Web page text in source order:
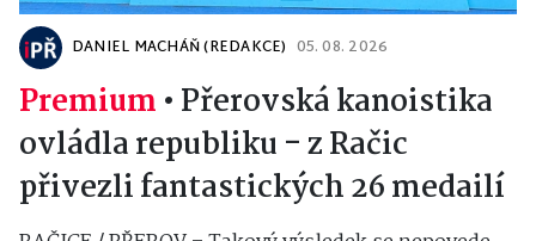
DANIEL MACHÁŇ (REDAKCE) 05. 08. 2026
Premium • Přerovská kanoistika
ovládla republiku - z Račic
přivezli fantastických 26 medailí